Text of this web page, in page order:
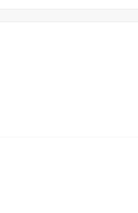
والقبلي للعام 2026-2027